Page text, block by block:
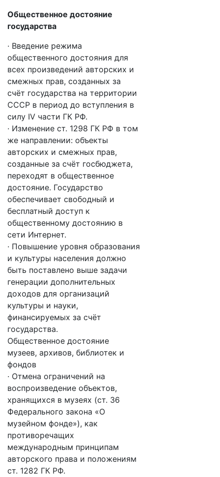
Общественное достояние
государства
· Введение режима
общественного достояния для
всех произведений авторских и
смежных прав, созданных за
счёт государства на территории
СССР в период до вступления в
силу IV части ГК РФ.
· Изменение ст. 1298 ГК РФ в том
же направлении: объекты
авторских и смежных прав,
созданные за счёт госбюджета,
переходят в общественное
достояние. Государство
обеспечивает свободный и
бесплатный доступ к
общественному достоянию в
сети Интернет.
· Повышение уровня образования
и культуры населения должно
быть поставлено выше задачи
генерации дополнительных
доходов для организаций
культуры и науки,
финансируемых за счёт
государства.
Общественное достояние
музеев, архивов, библиотек и
фондов
· Отмена ограничений на
воспроизведение объектов,
хранящихся в музеях (ст. 36
Федерального закона «О
музейном фонде»), как
противоречащих
международным принципам
авторского права и положениям
ст. 1282 ГК РФ.